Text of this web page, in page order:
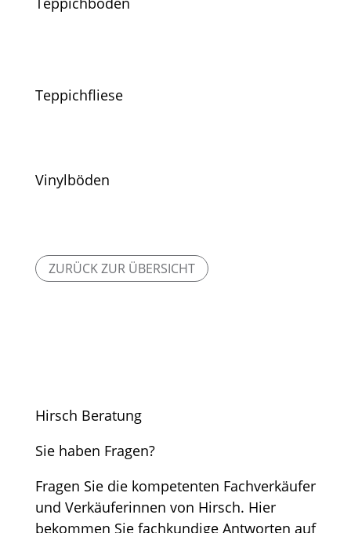
Teppichfliese
Vinylböden
ZURÜCK ZUR ÜBERSICHT
Hirsch Beratung
Sie haben Fragen?
Fragen Sie die kompetenten Fachverkäufer
und Verkäuferinnen von Hirsch. Hier
bekommen Sie fachkundige Antworten auf